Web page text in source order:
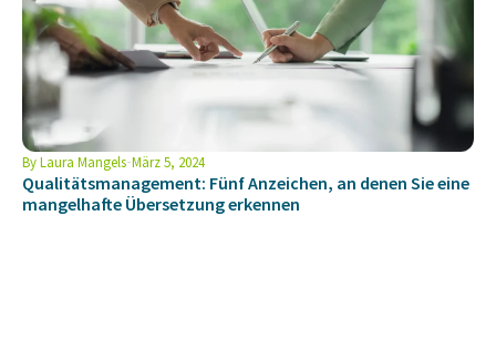
ByLaura Mangels März 5, 2024
Qualitätsmanagement: Fünf Anzeichen, an denen Sie eine
mangelhafte Übersetzung erkennen